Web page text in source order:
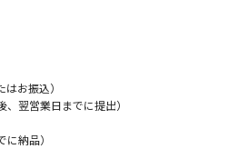
お振込）
翌営業日までに提出）
納品）